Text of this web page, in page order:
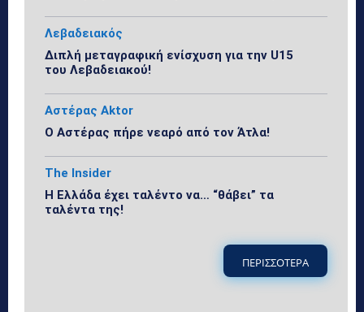
Λεβαδειακός
Διπλή μεταγραφική ενίσχυση για την U15
του Λεβαδειακού!
Αστέρας Aktor
Ο Αστέρας πήρε νεαρό από τον Άτλα!
The Insider
Η Ελλάδα έχει ταλέντο να… “θάβει” τα
ταλέντα της!
ΠΕΡΙΣΣΟΤΕΡΑ